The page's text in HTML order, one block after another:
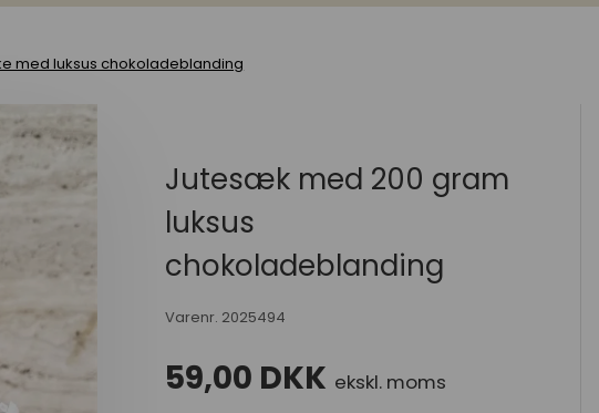
med luksus chokoladeblanding
Jutesæk med 200 gram
luksus
chokoladeblanding
Varenr. 2025494
59,00 DKK ekskl. moms